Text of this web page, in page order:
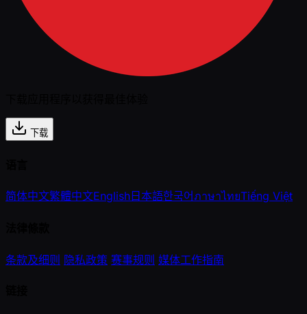
下载
简体中文繁體中文English日本語한국어ภาษาไทยTiếng Việt
条款及细则 隐私政策 赛事规则 媒体工作指南